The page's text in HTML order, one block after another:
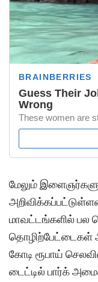
மேலும்
மாவட்டங்களில் பல
தொழிற்பேட்டைகள்
கோடி ரூபாய்
டைட்டில் பார்க்